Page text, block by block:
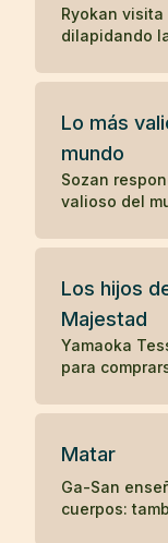
Ryokan
dilapidando
la vida.
Lo más
mundo
Sozan
valioso del
Los hijos
Majestad
Yamaoka
para
Matar
Ga-San
cuerpos: